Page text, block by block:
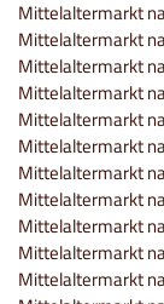
Mittelaltermarkt
Mittelaltermarkt
Mittelaltermarkt
Mittelaltermarkt
Mittelaltermarkt
Mittelaltermarkt
Mittelaltermarkt
Mittelaltermarkt
Mittelaltermarkt
Mittelaltermarkt
Mittelaltermarkt